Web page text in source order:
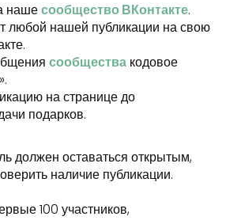
нашесообщество ВКонтакте.
любой нашей публикации на свою
сообщества кодовое
на странице до
подарков.
должен оставаться открытым,
наличие публикации.
100 участников,